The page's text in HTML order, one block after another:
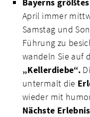
April immer
Samstag und
Führung zu
wandeln Sie auf
„Kellerdiebe“.
untermalt die
wieder mit
Nächste